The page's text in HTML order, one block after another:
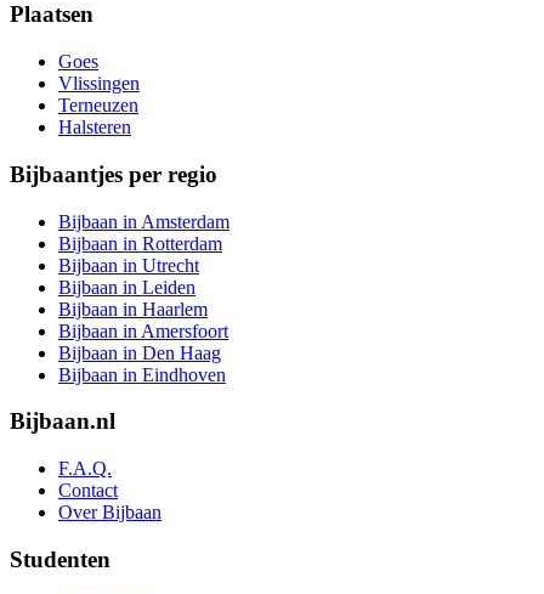
Plaatsen
Goes
Vlissingen
Terneuzen
Halsteren
Bijbaantjes per regio
Bijbaan in Amsterdam
Bijbaan in Rotterdam
Bijbaan in Utrecht
Bijbaan in Leiden
Bijbaan in Haarlem
Bijbaan in Amersfoort
Bijbaan in Den Haag
Bijbaan in Eindhoven
Bijbaan.nl
F.A.Q.
Contact
Over Bijbaan
Studenten